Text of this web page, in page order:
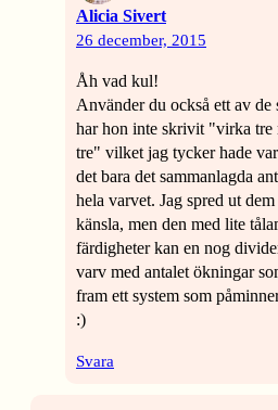
Alicia Sivert
26 december, 2015
Åh vad kul!
Använder du också ett av de
har hon inte skrivit "virka tre
tre" vilket jag tycker hade
det bara det sammanlagda
hela varvet. Jag spred ut
känsla, men den med lite
färdigheter kan en nog
varv med antalet ökningar
fram ett system som
:)
Svara